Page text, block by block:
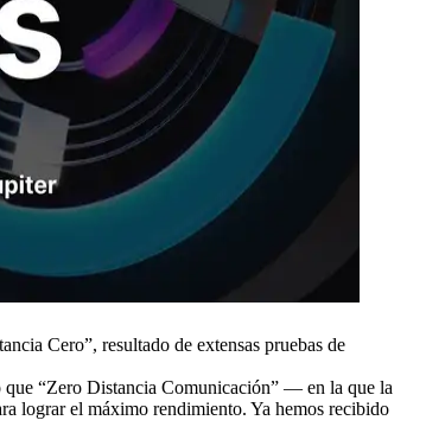
Cero”, resultado de extensas pruebas de
que “Zero Distancia Comunicación” — en la que la
lograr el máximo rendimiento. Ya hemos recibido